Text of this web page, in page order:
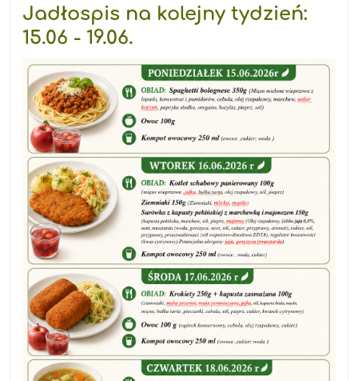
konkurs
EKOKAMERA:
Jadłospis na kolejny tydzień:
15.06 - 19.06.